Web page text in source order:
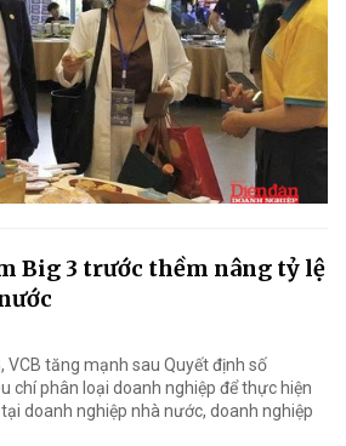
Big 3 trước thềm nâng tỷ lệ
VCB tăng mạnh sau Quyết định số
chí phân loại doanh nghiệp để thực hiện
doanh nghiệp nhà nước, doanh nghiệp